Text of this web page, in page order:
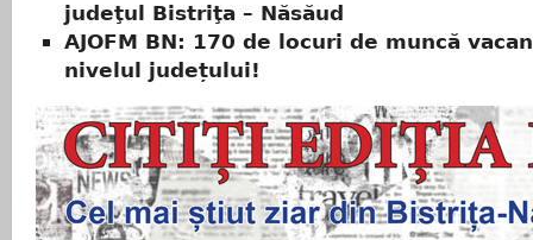
judeţul Bistriţa – Năsăud
AJOFM BN: 170 de locuri de muncă
nivelul județului!